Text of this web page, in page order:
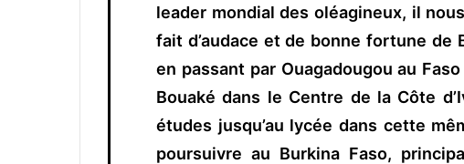
leader mondial des oléagineux, il
fait d’audace et de bonne fortune de
en passant par Ouagadougou au
Bouaké dans le Centre de la Côte
études jusqu’au lycée dans cette
poursuivre au Burkina Faso,